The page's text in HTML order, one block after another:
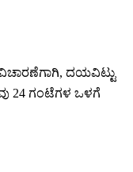
ದಯವಿಟ್ಟು
24 ಗಂಟೆಗಳ ಒಳಗೆ